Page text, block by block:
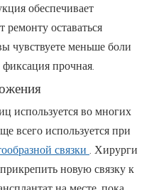
обеспечивает
оставаться
чувствуете меньше боли
прочная.
используется во многих
всего используется при
связки
. Хирурги
новую связку к